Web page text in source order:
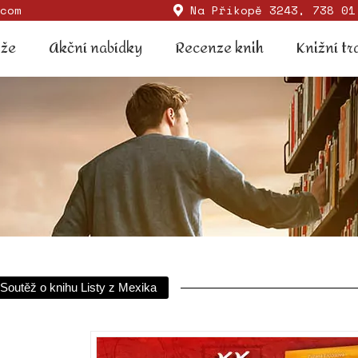
Na Příkopě 3243, 738
Akční nabídky Recenze knih Knižní
Soutěž o knihu Listy z Mexika
Akční nabídky Recenze knih